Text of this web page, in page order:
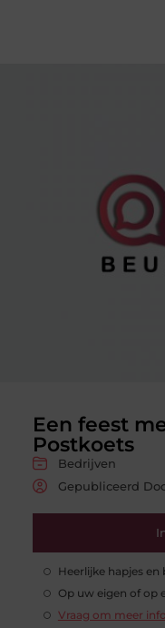
Een feest
Postkoets
Bedrijven
Gepubliceerd
Heerlijke hapjes en
Op uw eigen of op
Vraag om meer